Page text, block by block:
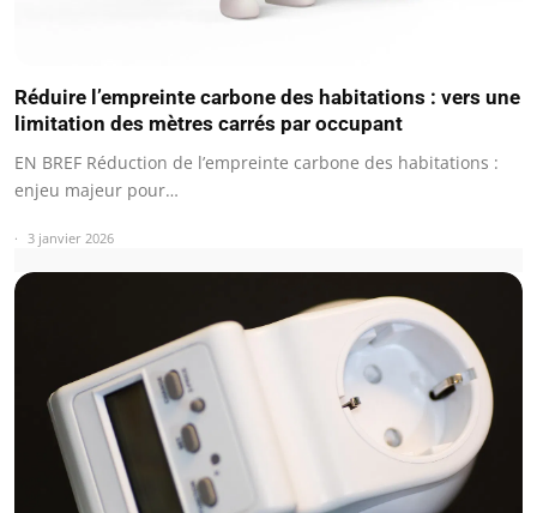
Réduire l’empreinte carbone des habitations : vers une
limitation des mètres carrés par occupant
EN BREF Réduction de l’empreinte carbone des habitations :
enjeu majeur pour…
3 janvier 2026